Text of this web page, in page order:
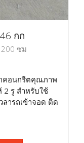
กก
ซม
คอนกรีตคุณภาพ
2 รู สำหรับใช้
ารถเข้าจอด ติด